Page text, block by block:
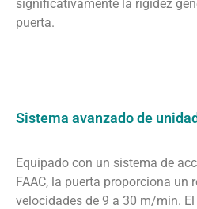
significativamente la rigidez
puerta.
Sistema avanzado de
Equipado con un sistema de
FAAC, la puerta proporciona un
velocidades de 9 a 30 m/min.